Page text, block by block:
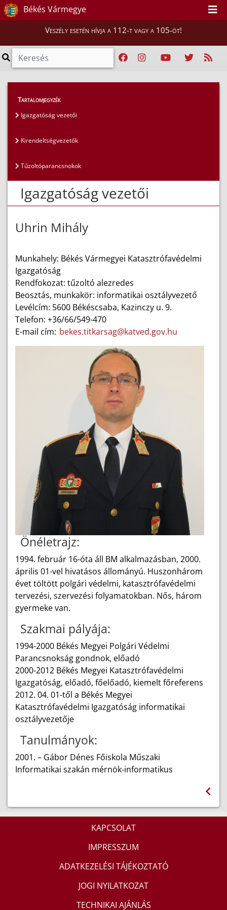
Békés Vármegye
Veszély esetén hívja a 112-t vagy a 105-öt!
Magunkról
Igazgatóság vezetői
Tartalomjegyzék
Igazgatóság vezetői
Kirendeltségvezetők
Tűzoltóparancsnokok
Igazgatóság vezetői
Uhrin Mihály
Munkahely: Békés Vármegyei Katasztrófavédelmi
Igazgatóság
Rendfokozat: tűzoltó alezredes
Beosztás, munkakör: informatikai osztályvezető
Levélcím: 5600 Békéscsaba, Kazinczy u. 9.
Telefon: +36/66/549-470
E-mail cím: bekes.titkarsag@katved.gov.hu
Önéletrajz:
1994. február 16-óta áll BM alkalmazásban, 2000.
április 01-vel hivatásos állományú. Huszonhárom
évet töltött polgári védelmi, katasztrófavédelmi
tervezési, szervezési folyamatokban. Nős, három
gyermeke van.
Szakmai pályája:
1994-2000 Békés Megyei Polgári Védelmi
Parancsnokság gondnok, előadó
2000-2012 Békés Megyei Katasztrófavédelmi
Igazgatóság, előadó, főelőadó, kiemelt főreferens
2012. 04. 01-től a Békés Megyei
Katasztrófavédelmi Igazgatóság informatikai
osztályvezetője
Tanulmányok:
2001. – Gábor Dénes Főiskola Műszaki
Informatikai szakán mérnök-informatikus
KAPCSOLAT
IMPRESSZUM
ADATKEZELÉSI TÁJÉKOZTATÓ
JOGI NYILATKOZAT
TECHNIKAI AJÁNLÁS